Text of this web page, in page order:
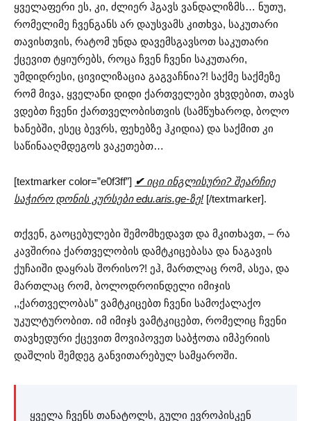
ყველაფერი ეს, კი, ძლიერ ჰგავს ვანდალიზმს… ნუთუ,
რომელიმე ჩვენგანს არ დაუსვამს კითხვა, საკუთარი
თავისთვის, რატომ უნდა დავემსგავსოთ საკუთარი
ქცევით ტყიურებს, როცა ჩვენ ჩვენი საკუთარი,
უმდიდრესი, ცივილიზაცია გაგვაჩნია?! საქმე საქმეზე
რომ მივა, ყველანი დიდი ქართველები ვხვდებით, თავს
ვდებთ ჩვენი ქართველობისთვის (სამწუხაროდ, ბოლო
ხანებში, ესეც ბევრს, ფეხებზე ჰკიდია) და საქმით კი
საწინააღმდეგოს ვაკეთებთ…
[textmarker color=”e0f3ff”] ✔იცი ინგლისური? შეარჩიე
საჭირო დონის კურსები edu.aris.ge-ზე! [/textmarker].
თქვენ, გაოცებულები შემომხედავთ და მკითხავთ, – რა
კავშირია ქართველობის დამტკიცებასა და ნაგავის
ქუჩაიში დაყრას შორისო?! ეჰ, მართლაც რომ, ასეა, და
მართლაც რომ, ბოლოდროინდელი იმიჯის
,,ქართველობას” ვამტკიცებთ ჩვენი სამოქალაქო
უკულტურობით. იმ იმიჯს ვამტკიცებთ, რომელიც ჩვენი
თავხედური ქცევით მოვიპოვეთ საბჭოთა იმპერიის
დაშლის შემდეგ განვითარებულ სამყაროში.
ყველა ჩვენს თანატოლს, გული ევროპისკენ